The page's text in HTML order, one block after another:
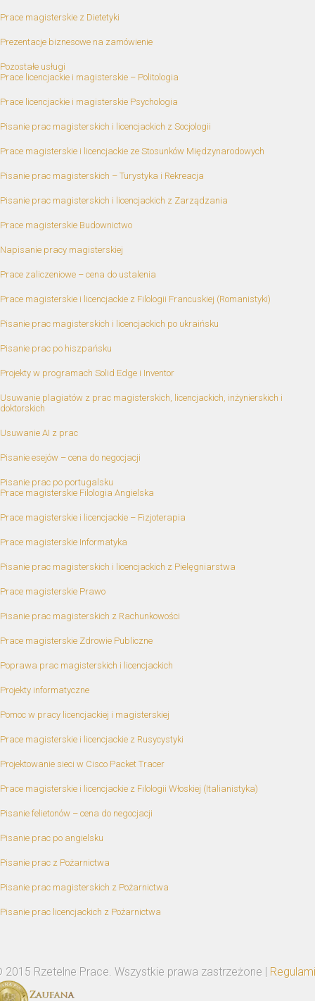
Prace magisterskie z Dietetyki
Prezentacje biznesowe na zamówienie
Pozostałe usługi
Prace licencjackie i magisterskie – Politologia
Prace licencjackie i magisterskie Psychologia
Pisanie prac magisterskich i licencjackich z Socjologii
Prace magisterskie i licencjackie ze Stosunków Międzynarodowych
Pisanie prac magisterskich – Turystyka i Rekreacja
Pisanie prac magisterskich i licencjackich z Zarządzania
Prace magisterskie Budownictwo
Napisanie pracy magisterskiej
Prace zaliczeniowe – cena do ustalenia
Prace magisterskie i licencjackie z Filologii Francuskiej (Romanistyki)
Pisanie prac magisterskich i licencjackich po ukraińsku
Pisanie prac po hiszpańsku
Projekty w programach Solid Edge i Inventor
Usuwanie plagiatów z prac magisterskich, licencjackich, inżynierskich i
doktorskich
Usuwanie AI z prac
Pisanie esejów – cena do negocjacji
Pisanie prac po portugalsku
Prace magisterskie Filologia Angielska
Prace magisterskie i licencjackie – Fizjoterapia
Prace magisterskie Informatyka
Pisanie prac magisterskich i licencjackich z Pielęgniarstwa
Prace magisterskie Prawo
Pisanie prac magisterskich z Rachunkowości
Prace magisterskie Zdrowie Publiczne
Poprawa prac magisterskich i licencjackich
Projekty informatyczne
Pomoc w pracy licencjackiej i magisterskiej
Prace magisterskie i licencjackie z Rusycystyki
Projektowanie sieci w Cisco Packet Tracer
Prace magisterskie i licencjackie z Filologii Włoskiej (Italianistyka)
Pisanie felietonów – cena do negocjacji
Pisanie prac po angielsku
Pisanie prac z Pożarnictwa
Pisanie prac magisterskich z Pożarnictwa
Pisanie prac licencjackich z Pożarnictwa
2015 Rzetelne Prace. Wszystkie prawa zastrzeżone |